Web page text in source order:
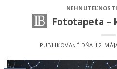
Fototapeta –
PUBLIKOVANÉ DŇA 12.